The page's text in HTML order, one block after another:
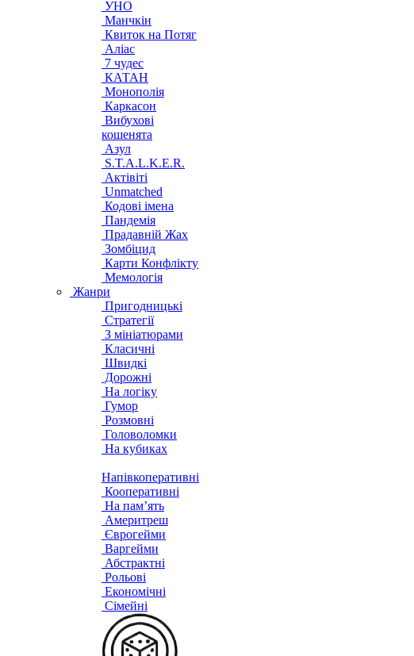
УНО
Манчкін
Квиток на Потяг
Аліас
7 чудес
КАТАН
Монополія
Каркасон
Вибухові
кошенята
Азул
S.T.A.L.K.E.R.
Актівіті
Unmatched
Кодові імена
Пандемія
Прадавній Жах
Зомбіцид
Карти Конфлікту
Мемологія
Жанри
Пригодницькі
Стратегії
З мініатюрами
Класичні
Швидкі
Дорожні
На логіку
Гумор
Розмовні
Головоломки
На кубиках
Напівкоперативні
Кооперативні
На пам’ять
Америтреш
Єврогейми
Варгейми
Абстрактні
Рольові
Економічні
Сімейні